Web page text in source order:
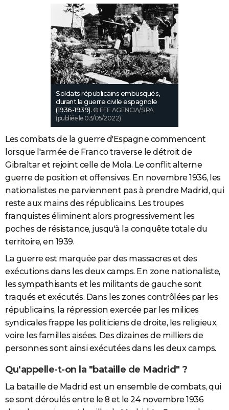
Soldats républicains embusqués,
durant la guerre civile espagnole
(1936-1939). © EFE AGENCIA/SIPA
(publiée le 03/05/2022)
Les combats de la guerre d'Espagne commencent
lorsque l'armée de Franco traverse le détroit de
Gibraltar et rejoint celle de Mola. Le conflit alterne
guerre de position et offensives. En novembre 1936, les
nationalistes ne parviennent pas à prendre Madrid, qui
reste aux mains des républicains. Les troupes
franquistes éliminent alors progressivement les
poches de résistance, jusqu'à la conquête totale du
territoire, en 1939.
La guerre est marquée par des massacres et des
exécutions dans les deux camps. En zone nationaliste,
les sympathisants et les militants de gauche sont
traqués et exécutés. Dans les zones contrôlées par les
républicains, la répression exercée par les milices
syndicales frappe les politiciens de droite, les religieux,
voire les familles aisées. Des dizaines de milliers de
personnes sont ainsi exécutées dans les deux camps.
Qu'appelle-t-on la "bataille de Madrid" ?
La bataille de Madrid est un ensemble de combats, qui
se sont déroulés entre le 8 et le 24 novembre 1936